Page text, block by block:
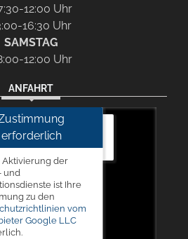
12:00 Uhr
16:30 Uhr
SAMSTAG
12:00 Uhr
ANFAHRT
Automobile
Kaiserslautern
erforderlich
Aktivierung der
und
ist Ihre
zu den
vom
Google LLC